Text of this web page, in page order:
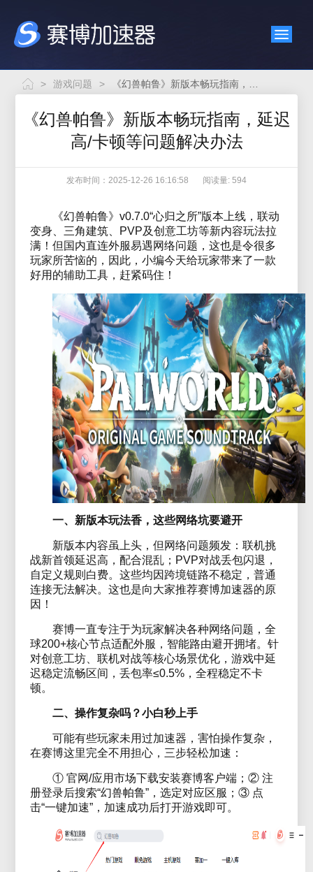
> 游戏问题 >
《幻兽帕鲁》新版本畅玩指南，延迟
高/卡顿等问题解决办法
发布时间：2025-12-26 16:16:58 阅读量: 594
《幻兽帕鲁》v0.7.0“心归之所”版本上线，联动
变身、三角建筑、PVP及创意工坊等新内容玩法拉
满！但国内直连外服易遇网络问题，这也是令很多
玩家所苦恼的，因此，小编今天给玩家带来了一款
好用的辅助工具，赶紧码住！
一、新版本玩法香，这些网络坑要避开
新版本内容虽上头，但网络问题频发：联机挑
战新首领延迟高，配合混乱；PVP对战丢包闪退，
自定义规则白费。这些均因跨境链路不稳定，普通
连接无法解决。这也是向大家推荐赛博加速器的原
因！
赛博一直专注于为玩家解决各种网络问题，全
球200+核心节点适配外服，智能路由避开拥堵。针
对创意工坊、联机对战等核心场景优化，游戏中延
迟稳定流畅区间，丢包率≤0.5%，全程稳定不卡
顿。
二、操作复杂吗？小白秒上手
可能有些玩家未用过加速器，害怕操作复杂，
在赛博这里完全不用担心，三步轻松加速：
① 官网/应用市场下载安装赛博客户端；② 注
册登录后搜索“幻兽帕鲁”，选定对应区服；③ 点
击“一键加速”，加速成功后打开游戏即可。